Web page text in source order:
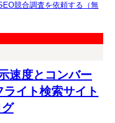
競合調査を依頼する（無
速度とコンバー
イト検索サイト